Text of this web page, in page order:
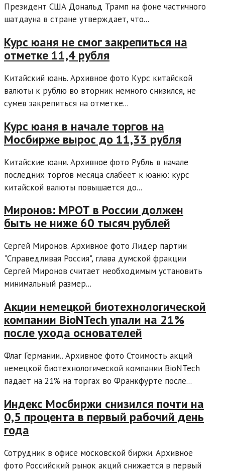
Президент США Дональд Трамп на фоне частичного
шатдауна в стране утверждает, что...
Курс юаня не смог закрепиться на
отметке 11,4 рубля
Китайский юань. Архивное фото Курс китайской
валюты к рублю во вторник немного снизился, не
сумев закрепиться на отметке...
Курс юаня в начале торгов на
Мосбирже вырос до 11,33 рубля
Китайские юани. Архивное фото Рубль в начале
последних торгов месяца слабеет к юаню: курс
китайской валюты повышается до...
Миронов: МРОТ в России должен
быть не ниже 60 тысяч рублей
Сергей Миронов. Архивное фото Лидер партии
"Справедливая Россия", глава думской фракции
Сергей Миронов считает необходимым установить
минимальный размер...
Акции немецкой биотехнологической
компании BioNTech упали на 21%
после ухода основателей
Флаг Германии.. Архивное фото Стоимость акций
немецкой биотехнологической компании BioNTech
падает на 21% на торгах во Франкфурте после...
Индекс Мосбиржи снизился почти на
0,5 процента в первый рабочий день
года
Сотрудник в офисе московской биржи. Архивное
фото Российский рынок акций снижается в первый